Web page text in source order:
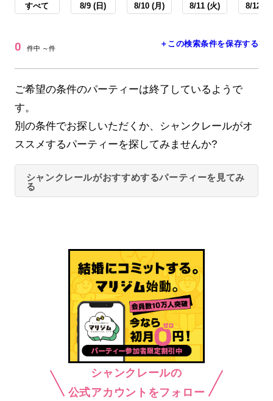
すべて 8/9 (日) 8/10 (月) 8/11 (火) 8/12 (
0 件中 ～件 ＋この検索条件を保存する
ご希望の条件のパーティーは終了しているようで
す。
別の条件でお探しいただくか、シャンクレールがオ
ススメするパーティーを探してみませんか?
シャンクレールがおすすめするパーティーを見てみ
る
シャンクレールの
公式アカウントをフォロー